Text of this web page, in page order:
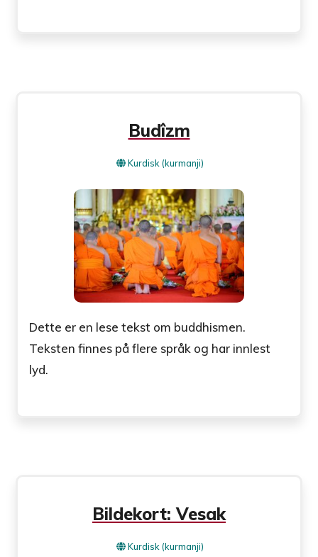
Budîzm
Kurdisk (kurmanji)
Dette er en lese tekst om buddhismen.
Teksten finnes på flere språk og har innlest
lyd.
Bildekort: Vesak
Kurdisk (kurmanji)